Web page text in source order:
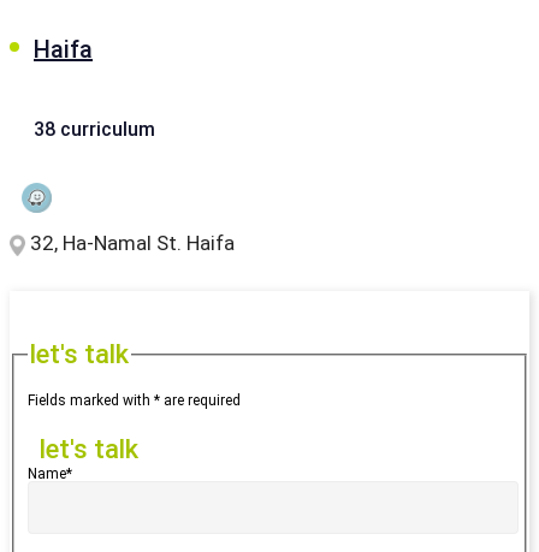
Haifa
38 curriculum
32, Ha-Namal St. Haifa
let's talk
Fields marked with * are required
let's talk
Name*